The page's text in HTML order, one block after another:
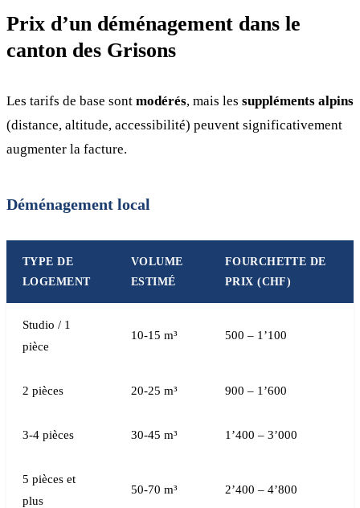
Prix d’un déménagement dans le
canton des Grisons
Les tarifs de base sont modérés, mais les suppléments alpins
(distance, altitude, accessibilité) peuvent significativement
augmenter la facture.
Déménagement local
TYPE DE
LOGEMENT
VOLUME
ESTIMÉ
FOURCHETTE DE
PRIX (CHF)
Studio / 1
pièce
10-15 m³ 500 – 1’100
2 pièces 20-25 m³ 900 – 1’600
3-4 pièces 30-45 m³ 1’400 – 3’000
5 pièces et
plus
50-70 m³ 2’400 – 4’800